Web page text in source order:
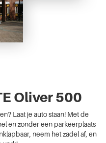
Oliver 500
Laat je auto staan! Met de
en zonder een parkeerplaats
neem het zadel af, en